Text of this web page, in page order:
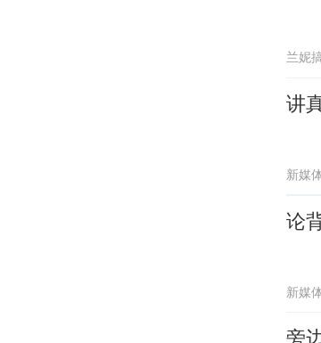
兰妮
讲
新媒
论
新媒
旁